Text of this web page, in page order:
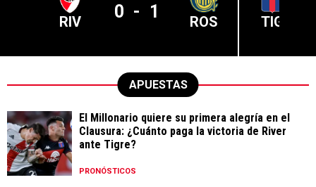
RIV 0 - 1 ROS TIG
APUESTAS
El Millonario quiere su primera alegría en el
Clausura: ¿Cuánto paga la victoria de River
ante Tigre?
PRONÓSTICOS